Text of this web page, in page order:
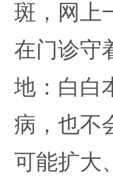
斑，网上
在门诊守
地：白白
病，也不
可能扩大